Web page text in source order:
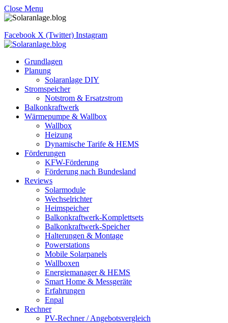
Close Menu
Facebook X (Twitter) Instagram
Grundlagen
Planung
Solaranlage DIY
Stromspeicher
Notstrom & Ersatzstrom
Balkonkraftwerk
Wärmepumpe & Wallbox
Wallbox
Heizung
Dynamische Tarife & HEMS
Förderungen
KFW-Förderung
Förderung nach Bundesland
Reviews
Solarmodule
Wechselrichter
Heimspeicher
Balkonkraftwerk-Komplettsets
Balkonkraftwerk-Speicher
Halterungen & Montage
Powerstations
Mobile Solarpanels
Wallboxen
Energiemanager & HEMS
Smart Home & Messgeräte
Erfahrungen
Enpal
Rechner
PV-Rechner / Angebotsvergleich